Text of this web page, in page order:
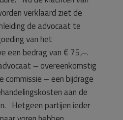
verklaard ziet de
de advocaat te
van het
een bedrag van € 75,–.
– overeenkomstig
commissie – een bijdrage
aan de
Hetgeen partijen ieder